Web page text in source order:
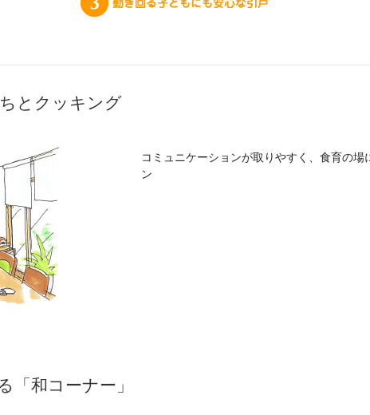
とクッキング
コミュニケーションが取りやすく、食育の場
ン
「和コーナー」